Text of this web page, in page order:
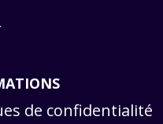
de confidentialité